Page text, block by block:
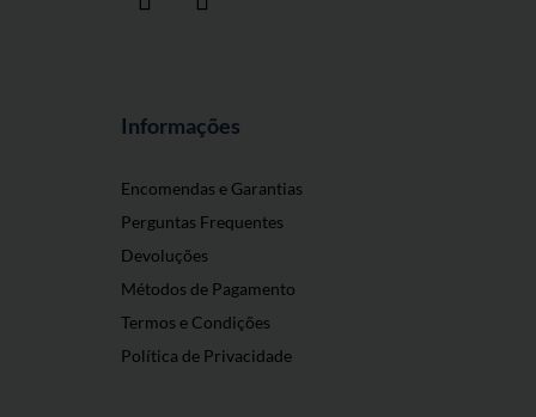
Informações
Encomendas e Garantias
Perguntas Frequentes
Devoluções
Métodos de Pagamento
Termos e Condições
Política de Privacidade